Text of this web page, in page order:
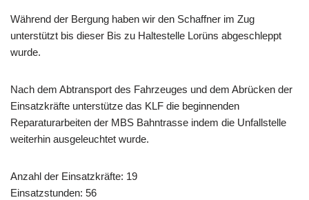
Während der Bergung haben wir den Schaffner im Zug
unterstützt bis dieser Bis zu Haltestelle Lorüns abgeschleppt
wurde.
Nach dem Abtransport des Fahrzeuges und dem Abrücken der
Einsatzkräfte unterstütze das KLF die beginnenden
Reparaturarbeiten der MBS Bahntrasse indem die Unfallstelle
weiterhin ausgeleuchtet wurde.
Anzahl der Einsatzkräfte: 19
Einsatzstunden: 56